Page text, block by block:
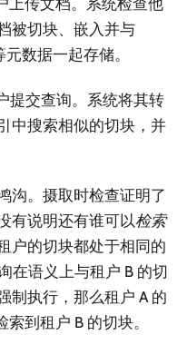
被切块、嵌入并与
元数据一起存储。
提交查询。系统将其转
中搜索相似的切块，并
沟。摄取时检查证明了
有说明还有谁可以检索
户的切块都处于相同的
在语义上与租户 B 的切
制执行，那么租户 A 的
到租户 B 的切块。